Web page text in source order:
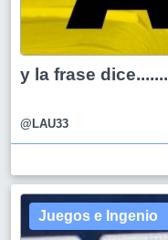
y la frase dice.......
@LAU33
Juegos e Ingenio